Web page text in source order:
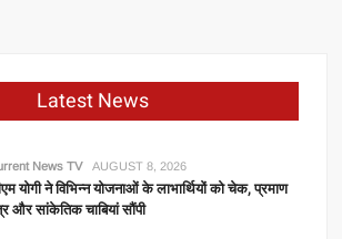
Latest News
News TV AUGUST 8, 2026
योगी ने विभिन्न योजनाओं के लाभार्थियों को चेक, प्रमाण
और सांकेतिक चाबियां सौंपी